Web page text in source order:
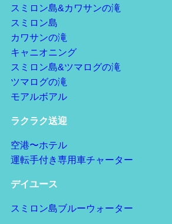
スミロン島&カワサンの滝
スミロン島
カワサンの滝
キャニオニング
スミロン島&ツマログの滝
ツマログの滝
モアルボアル
ラクラク送迎
空港〜ホテル
運転手付き専用車チャーター
デイユース
スミロン島ブルーウォーター